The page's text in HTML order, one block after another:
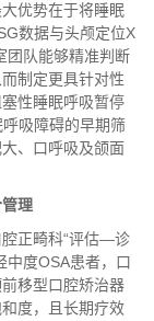
优势在于将睡眠
数据与头颅定位X
团队能够精准判断
制定更具针对性
性睡眠呼吸暂停
呼吸障碍的早期筛
、口呼吸及颌面
理
正畸科“评估—诊
度OSA患者，口
移型口腔矫治器
度，且长期疗效